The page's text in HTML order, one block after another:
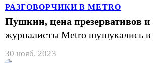
РАЗГОВОРЧИКИ В METRO
Пушкин, цена презервативов и
журналисты Metro шушукались в
30 нояб. 2023